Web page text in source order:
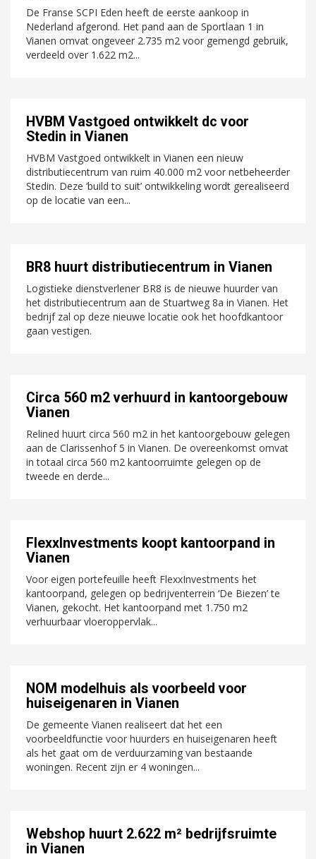
De Franse SCPI Eden heeft de eerste aankoop in
Nederland afgerond. Het pand aan de Sportlaan 1 in
Vianen omvat ongeveer 2.735 m2 voor gemengd gebruik,
verdeeld over 1.622 m2...
HVBM Vastgoed ontwikkelt dc voor
Stedin in Vianen
HVBM Vastgoed ontwikkelt in Vianen een nieuw
distributiecentrum van ruim 40.000 m2 voor netbeheerder
Stedin. Deze ‘build to suit’ ontwikkeling wordt gerealiseerd
op de locatie van een...
BR8 huurt distributiecentrum in Vianen
Logistieke dienstverlener BR8 is de nieuwe huurder van
het distributiecentrum aan de Stuartweg 8a in Vianen. Het
bedrijf zal op deze nieuwe locatie ook het hoofdkantoor
gaan vestigen.
Circa 560 m2 verhuurd in kantoorgebouw
Vianen
Relined huurt circa 560 m2 in het kantoorgebouw gelegen
aan de Clarissenhof 5 in Vianen. De overeenkomst omvat
in totaal circa 560 m2 kantoorruimte gelegen op de
tweede en derde...
FlexxInvestments koopt kantoorpand in
Vianen
Voor eigen portefeuille heeft FlexxInvestments het
kantoorpand, gelegen op bedrijventerrein ‘De Biezen’ te
Vianen, gekocht. Het kantoorpand met 1.750 m2
verhuurbaar vloeroppervlak...
NOM modelhuis als voorbeeld voor
huiseigenaren in Vianen
De gemeente Vianen realiseert dat het een
voorbeeldfunctie voor huurders en huiseigenaren heeft
als het gaat om de verduurzaming van bestaande
woningen. Recent zijn er 4 woningen...
Webshop huurt 2.622 m² bedrijfsruimte
in Vianen